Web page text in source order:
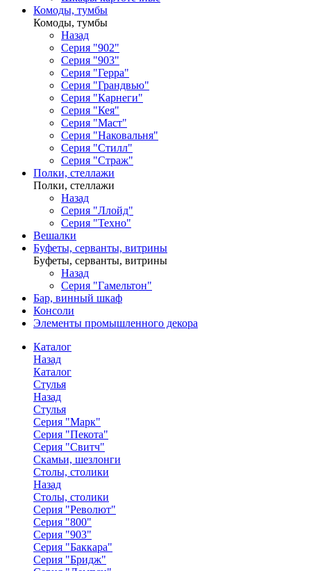
Комоды, тумбы
Комоды, тумбы
Назад
Серия "902"
Серия "903"
Серия "Герра"
Серия "Грандвью"
Серия "Карнеги"
Серия "Кея"
Серия "Маст"
Серия "Наковальня"
Серия "Стилл"
Серия "Страж"
Полки, стеллажи
Полки, стеллажи
Назад
Серия "Ллойд"
Серия "Техно"
Вешалки
Буфеты, серванты, витрины
Буфеты, серванты, витрины
Назад
Серия "Гамельтон"
Бар, винный шкаф
Консоли
Элементы промышленного декора
Каталог
Назад
Каталог
Стулья
Назад
Стулья
Серия "Марк"
Серия "Пекота"
Серия "Свитч"
Скамьи, шезлонги
Столы, столики
Назад
Столы, столики
Серия "Револют"
Серия "800"
Серия "903"
Серия "Баккара"
Серия "Бридж"